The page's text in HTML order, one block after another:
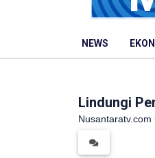
NEWS
Lindungi